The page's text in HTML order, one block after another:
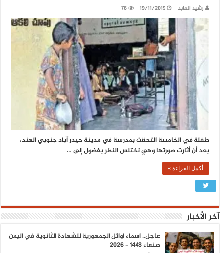
رشيد العابد 19/11/2019
76
طفلة في الخامسة التحقت بمدرسة في مدينة حيدر آباد جنوبي الهند،
بعد أن أثارت صورتها وهي تختلس النظر بفضول إلى …
أكمل القراءة »
آخر الأخبار
عاجل.. اسماء اوائل الجمهورية للشهادة الثانوية في اليمن
صنعاء 1448 – 2026